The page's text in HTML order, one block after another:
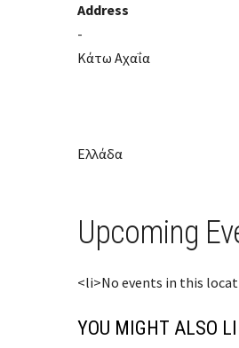
Address
-
Κάτω Αχαΐα
Ελλάδα
Upcoming
<li>No events in this
YOU MIGHT ALSO